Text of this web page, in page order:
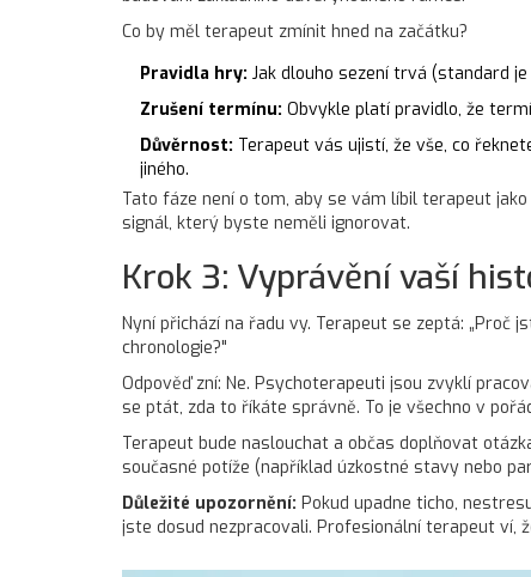
Co by měl terapeut zmínit hned na začátku?
Pravidla hry: Jak dlouho sezení trvá (standard
Zrušení termínu: Obvykle platí pravidlo, že
Důvěrnost: Terapeut vás ujistí, že vše, co
jiného.
Tato fáze není o tom, aby se vám líbil terapeut
signál, který byste neměli ignorovat.
Krok 3: Vyprávění vaší
Nyní přichází na řadu vy. Terapeut se zeptá:
chronologie?"
Odpověď zní: Ne. Psychoterapeuti jsou zvyklí
se ptát, zda to říkáte správně. To je všechno v
Terapeut bude naslouchat a občas doplňovat
současné potíže (například úzkostné stavy nebo
Důležité upozornění: Pokud upadne ticho,
jste dosud nezpracovali. Profesionální terapeut ví,